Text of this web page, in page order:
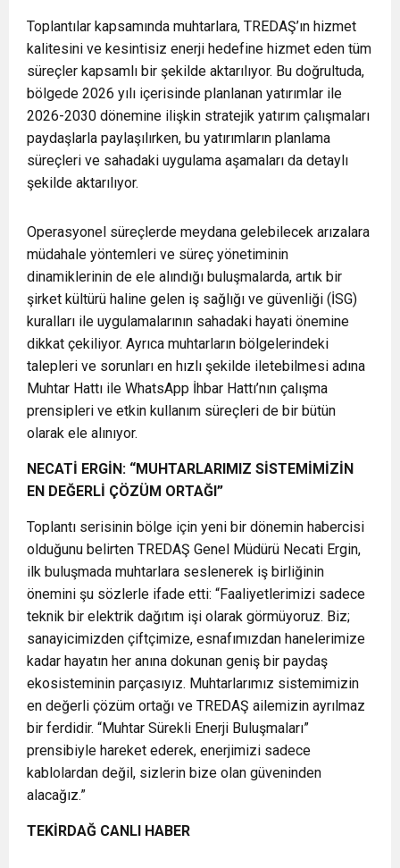
Toplantılar kapsamında muhtarlara, TREDAŞ’ın hizmet
kalitesini ve kesintisiz enerji hedefine hizmet eden tüm
süreçler kapsamlı bir şekilde aktarılıyor. Bu doğrultuda,
bölgede 2026 yılı içerisinde planlanan yatırımlar ile
2026-2030 dönemine ilişkin stratejik yatırım çalışmaları
paydaşlarla paylaşılırken, bu yatırımların planlama
süreçleri ve sahadaki uygulama aşamaları da detaylı
şekilde aktarılıyor.
Operasyonel süreçlerde meydana gelebilecek arızalara
müdahale yöntemleri ve süreç yönetiminin
dinamiklerinin de ele alındığı buluşmalarda, artık bir
şirket kültürü haline gelen iş sağlığı ve güvenliği (İSG)
kuralları ile uygulamalarının sahadaki hayati önemine
dikkat çekiliyor. Ayrıca muhtarların bölgelerindeki
talepleri ve sorunları en hızlı şekilde iletebilmesi adına
Muhtar Hattı ile WhatsApp İhbar Hattı’nın çalışma
prensipleri ve etkin kullanım süreçleri de bir bütün
olarak ele alınıyor.
NECATİ ERGİN: “MUHTARLARIMIZ SİSTEMİMİZİN
EN DEĞERLİ ÇÖZÜM ORTAĞI”
Toplantı serisinin bölge için yeni bir dönemin habercisi
olduğunu belirten TREDAŞ Genel Müdürü Necati Ergin,
ilk buluşmada muhtarlara seslenerek iş birliğinin
önemini şu sözlerle ifade etti: “Faaliyetlerimizi sadece
teknik bir elektrik dağıtım işi olarak görmüyoruz. Biz;
sanayicimizden çiftçimize, esnafımızdan hanelerimize
kadar hayatın her anına dokunan geniş bir paydaş
ekosisteminin parçasıyız. Muhtarlarımız sistemimizin
en değerli çözüm ortağı ve TREDAŞ ailemizin ayrılmaz
bir ferdidir. “Muhtar Sürekli Enerji Buluşmaları”
prensibiyle hareket ederek, enerjimizi sadece
kablolardan değil, sizlerin bize olan güveninden
alacağız.”
TEKİRDAĞ CANLI HABER